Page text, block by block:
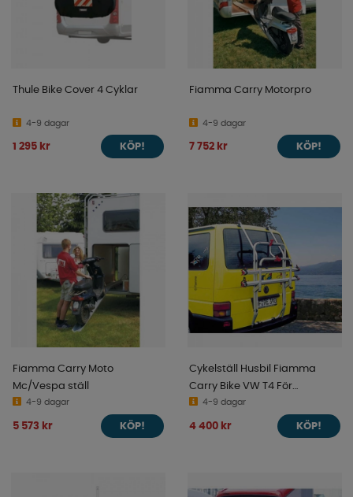
Thule Bike Cover 4 Cyklar
4-9 dagar
1 295 kr KÖP!
Fiamma Carry Motorpro
4-9 dagar
7 752 kr KÖP!
Fiamma Carry Moto
Mc/Vespa ställ
4-9 dagar
5 573 kr KÖP!
Cykelställ Husbil Fiamma
Carry Bike VW T4 För
Baklucka
4-9 dagar
4 400 kr KÖP!